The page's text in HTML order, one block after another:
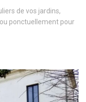
de vos jardins,
ponctuellement pour